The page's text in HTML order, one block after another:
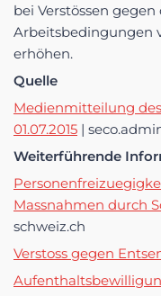
bei Verstössen
Arbeitsbedingungen
erhöhen.
Quelle
Medienmitteilung
01.07.2015 |
Weiterführende
Massnahmen durch
schweiz.ch
Verstoss gegen